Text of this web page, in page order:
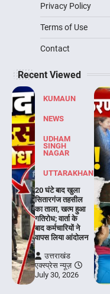
Privacy Policy
Terms of Use
Contact
Recent Viewed
KUMAUN
NEWS
UDHAM
SINGH
NAGAR
UTTARAKHAND
20 घंटे बाद खुला
सितारगंज तहसील
का ताला, खत्म हुआ
गतिरोध; वार्ता के
बाद कर्मचारियों ने
वापस लिया आंदोलन
उत्तराखंड
एक्स्प्रेस न्यूज़
July 30, 2026